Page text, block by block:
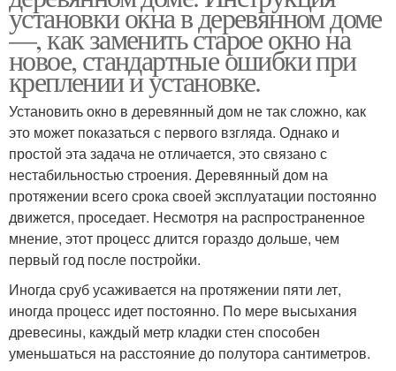
установки окна в деревянном доме
—, как заменить старое окно на
новое, стандартные ошибки при
креплении и установке.
Установить окно в деревянный дом не так сложно, как
это может показаться с первого взгляда. Однако и
простой эта задача не отличается, это связано с
нестабильностью строения. Деревянный дом на
протяжении всего срока своей эксплуатации постоянно
движется, проседает. Несмотря на распространенное
мнение, этот процесс длится гораздо дольше, чем
первый год после постройки.
Иногда сруб усаживается на протяжении пяти лет,
иногда процесс идет постоянно. По мере высыхания
древесины, каждый метр кладки стен способен
уменьшаться на расстояние до полутора сантиметров.